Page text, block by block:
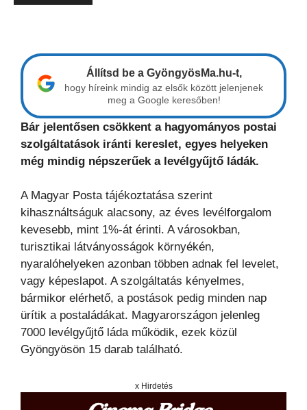
Állítsd be a GyöngyösMa.hu-t,
hogy híreink mindig az elsők között jelenjenek
meg a Google keresőben!
Bár jelentősen csökkent a hagyományos postai
szolgáltatások iránti kereslet, egyes helyeken
még mindig népszerűek a levélgyűjtő ládák.
A Magyar Posta tájékoztatása szerint
kihasználtságuk alacsony, az éves levélforgalom
kevesebb, mint 1%-át érinti. A városokban,
turisztikai látványosságok környékén,
nyaralóhelyeken azonban többen adnak fel levelet,
vagy képeslapot. A szolgáltatás kényelmes,
bármikor elérhető, a postások pedig minden nap
ürítik a postaládákat. Magyarországon jelenleg
7000 levélgyűjtő láda működik, ezek közül
Gyöngyösön 15 darab található.
x Hirdetés